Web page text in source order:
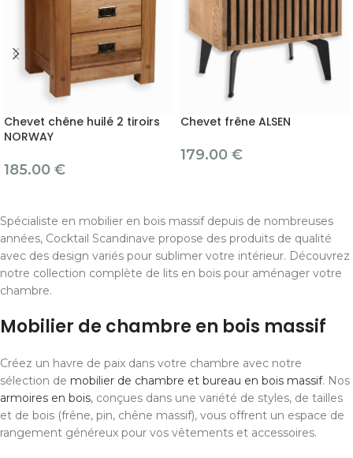
Chevet chêne huilé 2 tiroirs
NORWAY
185.00 €
Chevet frêne ALSEN
179.00 €
Spécialiste en mobilier en bois massif depuis de nombreuses
années, Cocktail Scandinave propose des produits de qualité
avec des design variés pour sublimer votre intérieur. Découvrez
notre collection complète de lits en bois pour aménager votre
chambre.
Mobilier de chambre en bois massif
Créez un havre de paix dans votre chambre avec notre
sélection de mobilier de chambre et bureau en bois massif. Nos
armoires en bois, conçues dans une variété de styles, de tailles
et de bois (frêne, pin, chêne massif), vous offrent un espace de
rangement généreux pour vos vêtements et accessoires.